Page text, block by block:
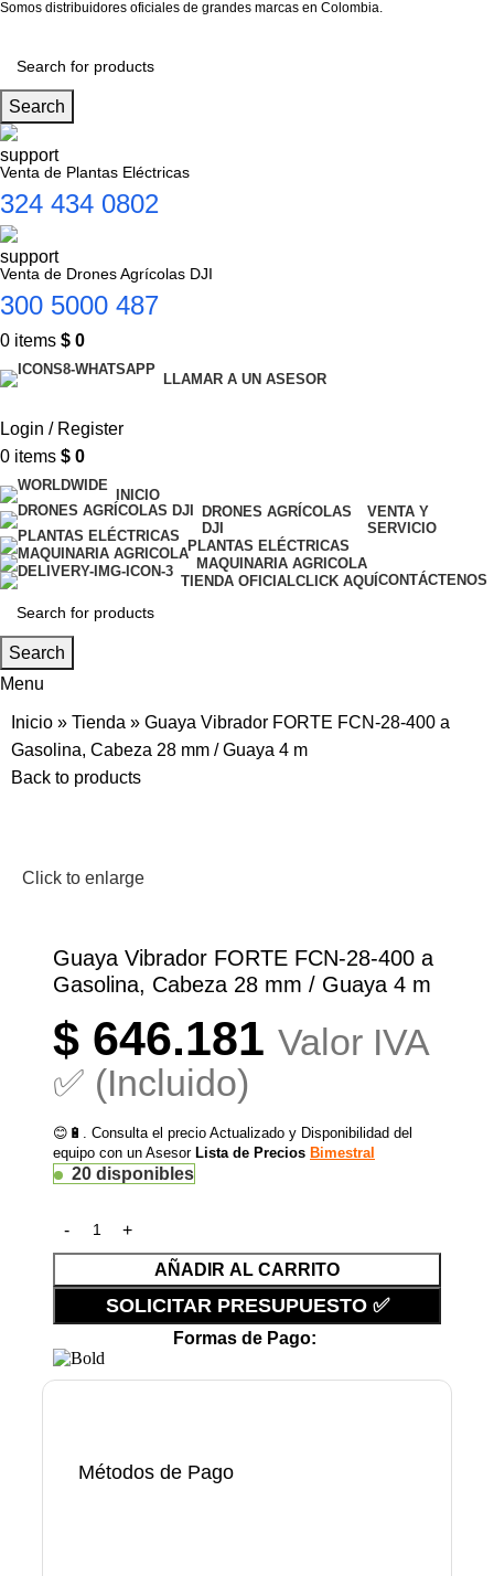
Somos distribuidores oficiales de grandes marcas en Colombia.
Search
Venta de Plantas Eléctricas
324 434 0802
Venta de Drones Agrícolas DJI
300 5000 487
0 items $ 0
LLAMAR A UN ASESOR
Login / Register
0 items $ 0
INICIO
DRONES AGRÍCOLAS
DJI
VENTA Y
SERVICIO
PLANTAS ELÉCTRICAS
MAQUINARIA AGRICOLA
TIENDA OFICIALCLICK AQUÍCONTÁCTENOS
Search
Menu
Inicio » Tienda » Guaya Vibrador FORTE FCN-28-400 a
Gasolina, Cabeza 28 mm / Guaya 4 m
Back to products
Click to enlarge
Guaya Vibrador FORTE FCN-28-400 a
Gasolina, Cabeza 28 mm / Guaya 4 m
$ 646.181 Valor IVA
✅ (Incluido)
😊🔋. Consulta el precio Actualizado y Disponibilidad del
equipo con un Asesor Lista de Precios Bimestral
20 disponibles
AÑADIR AL CARRITO
SOLICITAR PRESUPUESTO ✅
Formas de Pago:
Métodos de Pago